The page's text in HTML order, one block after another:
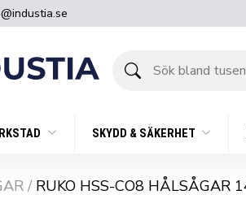
bland
SKYDD & SÄKERHET
/ RUKO HSS-CO8 HÅLSÅGAR